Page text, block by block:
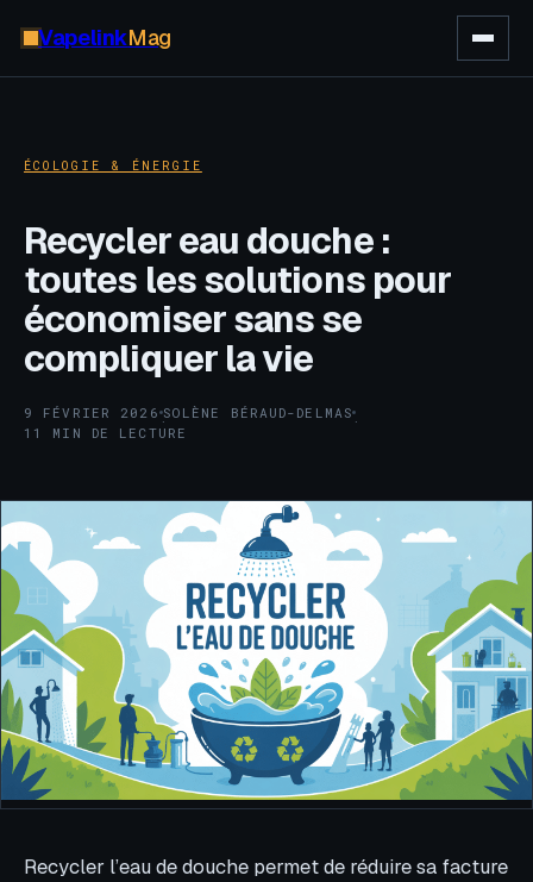
VapelinkMag
ÉCOLOGIE & ÉNERGIE
Recycler eau douche :
toutes les solutions pour
économiser sans se
compliquer la vie
9 FÉVRIER 2026 ·
SOLÈNE BÉRAUD-DELMAS·
11 MIN DE LECTURE
Recycler l’eau de douche permet de réduire sa facture